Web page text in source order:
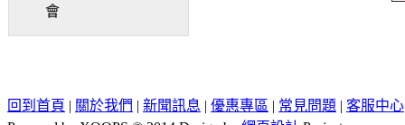
會
回到首頁 | 關於我們 | 新聞訊息 | 優惠專區 | 常見問題 | 客服中心